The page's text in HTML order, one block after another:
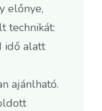
előnye,
technikát:
idő alatt
ajánlható.